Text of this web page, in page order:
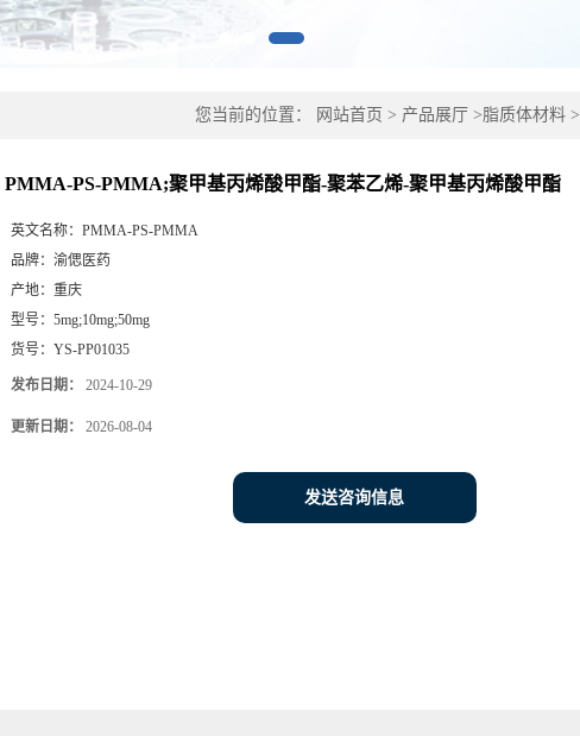
您当前的位置： 网站首页 > 产品展厅 >脂质体材料 >
PMMA-PS-PMMA;聚甲基丙烯酸甲酯-聚苯乙烯-聚甲基丙烯酸甲酯
英文名称： PMMA-PS-PMMA
品牌： 渝偲医药
产地： 重庆
型号： 5mg;10mg;50mg
货号： YS-PP01035
发布日期： 2024-10-29
更新日期： 2026-08-04
发送咨询信息